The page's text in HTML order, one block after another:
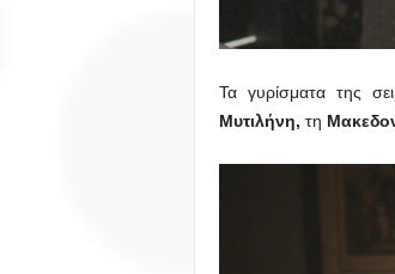
Τα γυρίσματα της
Μυτιλήνη, τη